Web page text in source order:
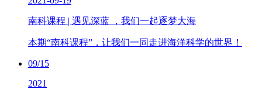
南科课程 | 遇见深蓝 ，我们一起逐梦大海
本期“南科课程”，让我们一同走进海洋科学的世界！
09/15
2021